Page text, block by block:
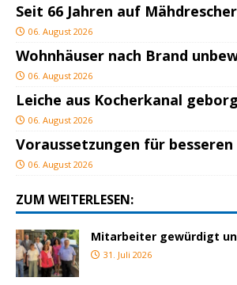
Seit 66 Jahren auf
06. August 2026
Wohnhäuser nach Brand
06. August 2026
Leiche aus Kocherkanal
06. August 2026
Voraussetzungen für
06. August 2026
ZUM WEITERLESEN:
Mitarbeiter gewürdigt
31. Juli 2026